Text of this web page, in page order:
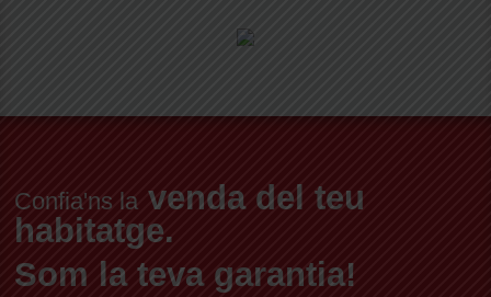
Confia'ns la venda del teu
habitatge.
Som la teva garantia!